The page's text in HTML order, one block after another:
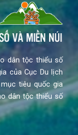
dân tộc thiểu số
của Cục Du lịch
tiêu quốc gia
dân tộc thiểu số